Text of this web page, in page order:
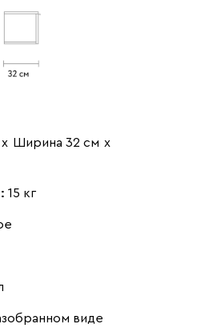
х Ширина 32 см х
15 кг
виде